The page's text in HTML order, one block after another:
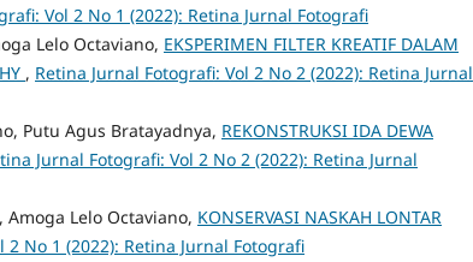
Vol 2 No 1 (2022): Retina Jurnal Fotografi
Lelo Octaviano, EKSPERIMEN FILTER KREATIF DALAM
, Retina Jurnal Fotografi: Vol 2 No 2 (2022): Retina Jurnal
Putu Agus Bratayadnya, REKONSTRUKSI IDA DEWA
Jurnal Fotografi: Vol 2 No 2 (2022): Retina Jurnal
Lelo Octaviano, KONSERVASI NASKAH LONTAR
2 No 1 (2022): Retina Jurnal Fotografi